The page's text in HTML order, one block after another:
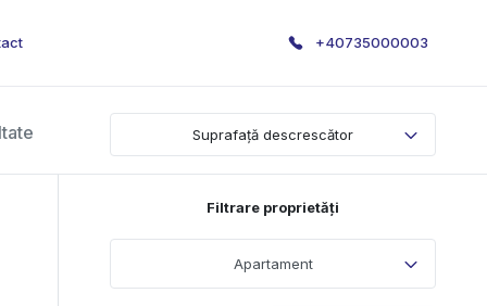
+40735000003
Suprafață descrescător
Filtrare proprietăți
Apartament